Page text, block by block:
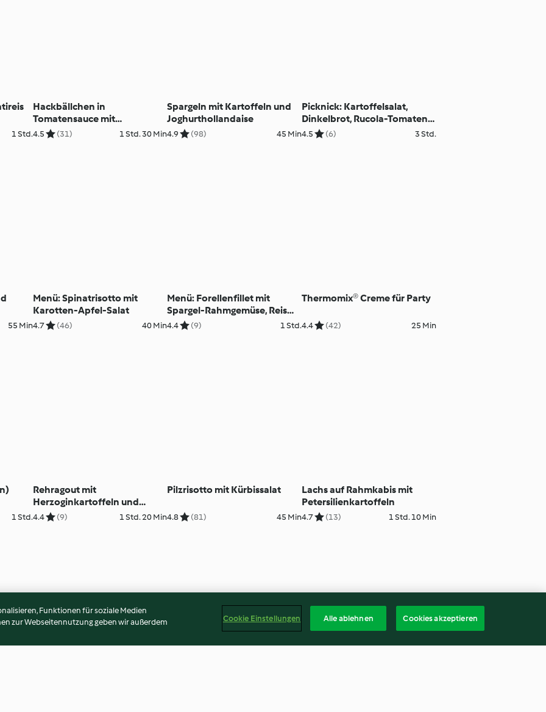
1 Std.
Hackbällchen in
Tomatensauce mit
Kartoffelstock (8 Portionen)
4.5 (31) 1 Std. 30 Min
Spargeln mit Kartoffeln und
Joghurthollandaise
4.9 (98) 45 Min
Picknick: Kartoffelsalat,
Dinkelbrot, Rucola-Tomaten-
Dip, Zitronengugelhopf
4.5 (6) 3 Std.
55 Min
Menü: Spinatrisotto mit
Karotten-Apfel-Salat
4.7 (46) 40 Min
Menü: Forellenfillet mit
Spargel-Rahmgemüse, Reis
und Fruchteis
4.4 (9) 1 Std.
Thermomix® Creme für Party
4.4 (42) 25 Min
1 Std.
Rehragout mit
Herzoginkartoffeln und
Rotkabis
4.4 (9) 1 Std. 20 Min
Pilzrisotto mit Kürbissalat
4.8 (81) 45 Min
Lachs auf Rahmkabis mit
Petersilienkartoffeln
4.7 (13) 1 Std. 10 Min
Funktionen für soziale Medien
zur Webseitennutzung geben wir außerdem
Cookie Einstellungen Alle ablehnen Cookies akzeptieren